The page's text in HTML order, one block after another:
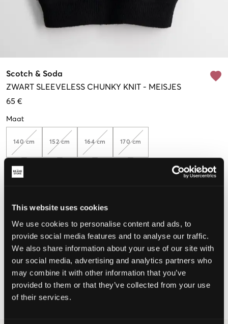
This website uses cookies
We use cookies to personalise content and ads, to
provide social media features and to analyse our traffic.
We also share information about your use of our site with
our social media, advertising and analytics partners who
may combine it with other information that you’ve
provided to them or that they’ve collected from your use
of their services.
Scotch & Soda
ZWART SLEEVELESS CHUNKY KNIT - MEISJES
65 €
Maat
140 cm 152 cm 164 cm 170 cm
Te klein Perfect
KIES EEN MAAT
Snelle levering
Gratis verzending vanaf €69